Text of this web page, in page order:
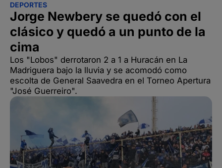
DEPORTES
Jorge Newbery se quedó con el
clásico y quedó a un punto de la
cima
Los "Lobos" derrotaron 2 a 1 a Huracán en La
Madriguera bajo la lluvia y se acomodó como
escolta de General Saavedra en el Torneo Apertura
"José Guerreiro".